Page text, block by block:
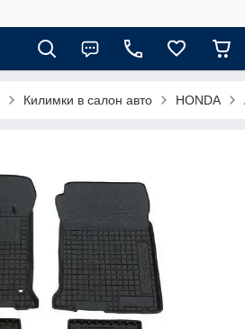
Килимки в салон авто HONDA